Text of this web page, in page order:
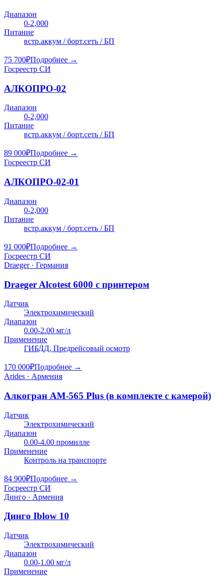
Диапазон
0-2,000
Питание
встр.аккум / борт.сеть / БП
75 700₽Подробнее →
Госреестр СИ
АЛКОПРО-02
Диапазон
0-2,000
Питание
встр.аккум / борт.сеть / БП
89 000₽Подробнее →
Госреестр СИ
АЛКОПРО-02-01
Диапазон
0-2,000
Питание
встр.аккум / борт.сеть / БП
91 000₽Подробнее →
Госреестр СИ
Draeger · Германия
Draeger Alcotest 6000 с принтером
Датчик
Электрохимический
Диапазон
0.00-2.00 мг/л
Применение
ГИБДД, Предрейсовый осмотр
170 000₽Подробнее →
Arides · Армения
Алкогран АМ-565 Plus (в комплекте с камерой)
Датчик
Электрохимический
Диапазон
0.00-4.00 промилле
Применение
Контроль на транспорте
84 900₽Подробнее →
Госреестр СИ
Динго · Армения
Динго Iblow 10
Датчик
Электрохимический
Диапазон
0.00-1.00 мг/л
Применение